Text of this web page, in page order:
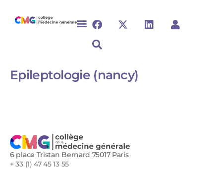
Epileptologie (nancy)
6 place Tristan Bernard 75017 Paris
+ 33 (1) 47 45 13 55